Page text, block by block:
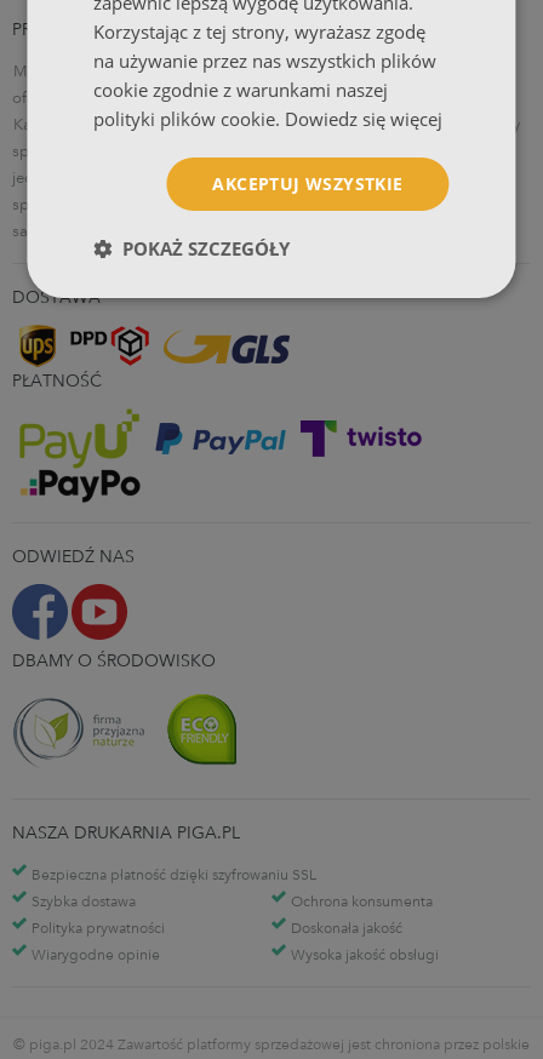
PRODUKTY
Modyfikacja graficzna Wizytówki Ulotki Ulotki składane Teczki
ofertowe z wcięciem na wizytówkę - skrzydełko pion Katalogi szyte
Katalogi klejone Katalogi spiralowane Notesy klejone z okładką
Notesy
spiralowane
jednodzielne
Kalendarze trójdzielne Kalendarze biurkowe
Kalendarze
spiralowane
Zaproszenia
Folia
samoprzylepna z nadrukiem
DOSTAWA
PŁATNOŚĆ
ODWIEDŹ NAS
DBAMY O ŚRODOWISKO
NASZA DRUKARNIA PIGA.PL
Bezpieczna płatność dzięki szyfrowaniu SSL
Szybka dostawa
Ochrona konsumenta
Polityka prywatności
Doskonała jakość
Wiarygodne opinie
Wysoka jakość obsługi
© piga.pl 2024 Zawartość platformy sprzedażowej jest chroniona przez polskie
Korzystając z tej strony, wyrażasz zgodę
na używanie przez nas wszystkich plików
cookie zgodnie z warunkami naszej
polityki plików cookie. Dowiedz się więcej
AKCEPTUJ WSZYSTKIE
POKAŻ SZCZEGÓŁY